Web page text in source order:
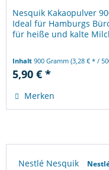
Nesquik Kakaopulver
Ideal für Hamburgs
für heiße und kalte
Inhalt900 Gramm(3,28 € * /
5,90 € *
Merken
Nestlé Nesquik